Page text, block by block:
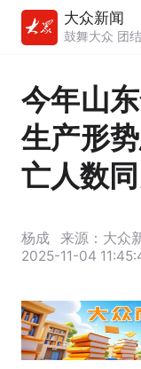
大众新闻
鼓舞大众 团
今年山
生产形
亡人数
杨成
来源：大众
2025-11-04